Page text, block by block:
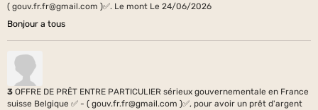
( gouv.fr.fr@gmail.com )✅. Le mont Le 24/06/2026
Bonjour a tous
3 OFFRE DE PRÊT ENTRE PARTICULIER sérieux gouvernementale en France
suisse Belgique ✅ - ( gouv.fr.fr@gmail.com )✅, pour avoir un prêt d'argent